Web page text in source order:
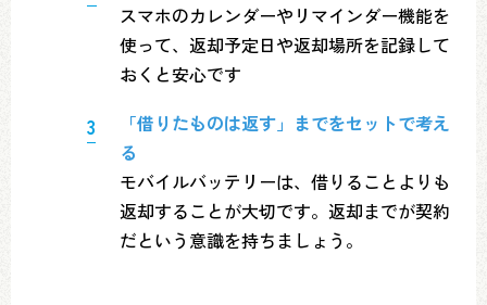
スマホのカレンダーやリマインダー機能を
使って、返却予定日や返却場所を記録して
おくと安心です
「借りたものは返す」までをセットで考え
る
モバイルバッテリーは、借りることよりも
返却することが大切です。返却までが契約
だという意識を持ちましょう。